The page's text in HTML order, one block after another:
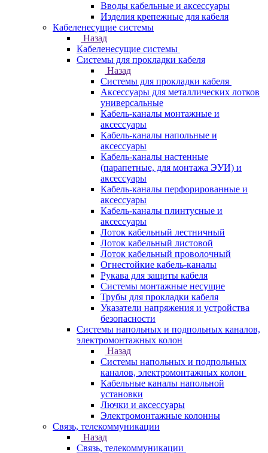
Вводы кабельные и аксессуары
Изделия крепежные для кабеля
Кабеленесущие системы
Назад
Кабеленесущие системы
Системы для прокладки кабеля
Назад
Системы для прокладки кабеля
Аксессуары для металлических лотков
универсальные
Кабель-каналы монтажные и
аксессуары
Кабель-каналы напольные и
аксессуары
Кабель-каналы настенные
(парапетные, для монтажа ЭУИ) и
аксессуары
Кабель-каналы перфорированные и
аксессуары
Кабель-каналы плинтусные и
аксессуары
Лоток кабельный лестничный
Лоток кабельный листовой
Лоток кабельный проволочный
Огнестойкие кабель-каналы
Рукава для защиты кабеля
Системы монтажные несущие
Трубы для прокладки кабеля
Указатели напряжения и устройства
безопасности
Системы напольных и подпольных каналов,
электромонтажных колон
Назад
Системы напольных и подпольных
каналов, электромонтажных колон
Кабельные каналы напольной
установки
Лючки и аксессуары
Электромонтажные колонны
Связь, телекоммуникации
Назад
Связь, телекоммуникации